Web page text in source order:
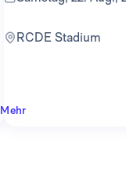
RCDE Stadium
Mehr